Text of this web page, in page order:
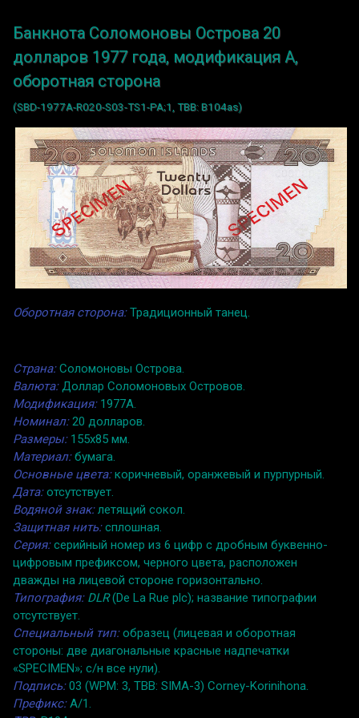
Банкнота Соломоновы Острова 20
долларов 1977 года, модификация A,
оборотная сторона
(SBD-1977A-R020-S03-TS1-PA;1, TBB: B104as)
Оборотная сторона:Традиционный танец.
Страна:Соломоновы Острова.
Валюта:Доллар Соломоновых Островов.
Модификация:1977A.
Номинал:20 долларов.
Размеры:155x85 мм.
Материал:бумага.
Основные цвета:коричневый, оранжевый и пурпурный.
Дата:отсутствует.
Водяной знак:летящий сокол.
Защитная нить:сплошная.
Серия:серийный номер из 6 цифр с дробным буквенно-
цифровым префиксом, черного цвета, расположен
дважды на лицевой стороне горизонтально.
Типография: DLR(De La Rue plc); название типографии
отсутствует.
Специальный тип:образец (лицевая и оборотная
стороны: две диагональные красные надпечатки
«SPECIMEN»; с/н все нули).
Подпись:03 (WPM: 3, TBB: SIMA-3) Corney-Korinihona.
Префикс:A/1.